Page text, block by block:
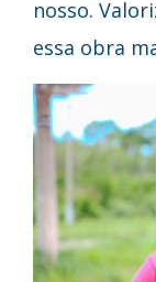
nosso.
essa obra